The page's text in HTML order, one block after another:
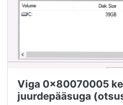
Viga 0x80070005
juurdepääsuga